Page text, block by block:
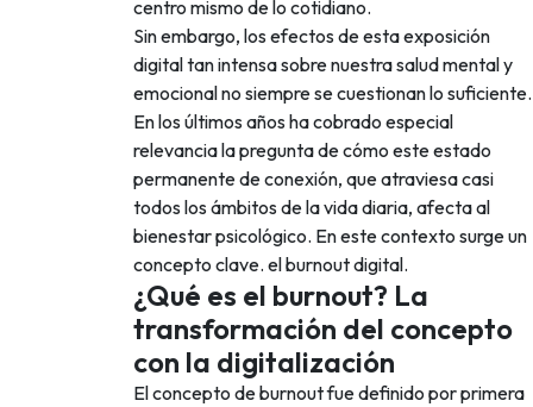
centro mismo de lo cotidiano.
Sin embargo, los efectos de esta exposición
digital tan intensa sobre nuestra salud mental y
emocional no siempre se cuestionan lo suficiente.
En los últimos años ha cobrado especial
relevancia la pregunta de cómo este estado
permanente de conexión, que atraviesa casi
todos los ámbitos de la vida diaria, afecta al
bienestar psicológico. En este contexto surge un
concepto clave. el burnout digital.
¿Qué es el burnout? La
transformación del concepto
con la digitalización
El concepto de burnout fue definido por primera